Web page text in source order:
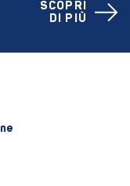
SCOPRI
DI PIÙ